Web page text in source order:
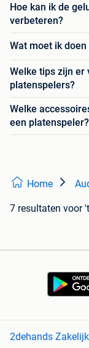
Hoe kan ik de
verbeteren?
Wat moet ik
Welke tips zijn er
platenspelers?
Welke
een platenspeler?
Home
7 resultaten voor
2dehands Zakelijk